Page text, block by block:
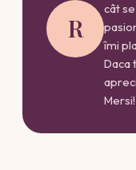
R
cât
îmi
Daca